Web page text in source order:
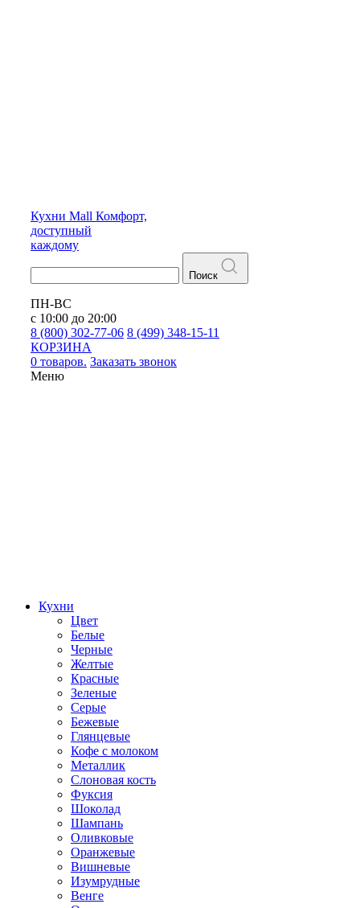
Кухни Mall Комфорт,
доступный
каждому
Поиск
ПН-ВС
с 10:00 до 20:00
8 (800) 302-77-06 8 (499) 348-15-11
КОРЗИНА
0 товаров. Заказать звонок
Меню
Кухни
Цвет
Белые
Черные
Желтые
Красные
Зеленые
Серые
Бежевые
Глянцевые
Кофе с молоком
Металлик
Слоновая кость
Фуксия
Шоколад
Шампань
Оливковые
Оранжевые
Вишневые
Изумрудные
Венге